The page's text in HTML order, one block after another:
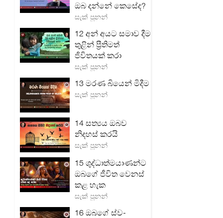
ඔබ දන්නේ කෙසේද?
සැක් පූනන්
12 අන් අයට සමාව දීම
තුළින් ප්‍රීතිමත්
ජිවිතයක් කරා
සැක් පූනන්
13 මරණ බියෙන් මිදීම
සැක් පූනන්
14 සත්‍යය ඔබව
නිදහස් කරයි
සැක් පූනන්
15 ශුද්ධාත්මයාණන්ට
ඔබගේ ජීවිත වෙනස්
කළ හැක
සැක් පූනන්
16 ඔබගේ ස්ව-